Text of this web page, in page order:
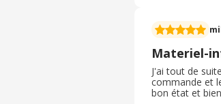
Materiel-
J'ai tout de
commande et
bon état et